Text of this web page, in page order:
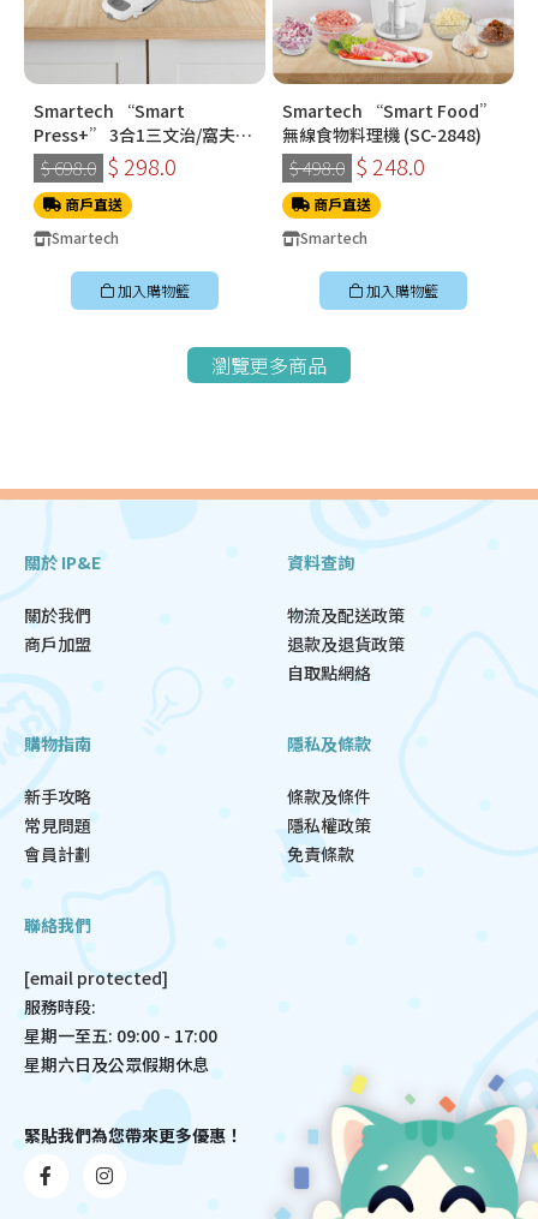
Smartech “Smart
Press+” 3合1三文治/窩夫/
冬甩機 SM-2228
$ 698.0 $ 298.0
商戶直送
Smartech
加入購物籃
Smartech “Smart Food”
無線食物料理機 (SC-2848)
$ 498.0 $ 248.0
商戶直送
Smartech
加入購物籃
瀏覽更多商品
關於 IP&E
關於我們
商戶加盟
資料查詢
物流及配送政策
退款及退貨政策
自取點網絡
購物指南
新手攻略
常見問題
會員計劃
隱私及條款
條款及條件
隱私權政策
免責條款
聯絡我們
[email protected]
服務時段:
星期一至五: 09:00 - 17:00
星期六日及公眾假期休息
緊貼我們為您帶來更多優惠！